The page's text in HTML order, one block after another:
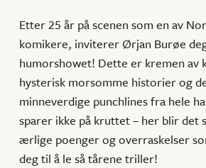
Etter 25 år på scenen som en av
komikere, inviterer Ørjan Burøe
humorshowet! Dette er kremen av
hysterisk morsomme historier og
minneverdige punchlines fra hele
sparer ikke på kruttet – her blir det
ærlige poenger og overraskelser
deg til å le så tårene triller!